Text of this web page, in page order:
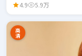
4.9 5.9万
高
清